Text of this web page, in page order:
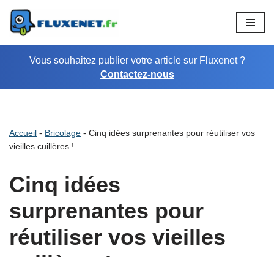
Aller
au
contenuVous souhaitez publier votre article sur Fluxenet ?
Contactez-nous
Accueil - Bricolage - Cinq idées surprenantes pour réutiliser vos
vieilles cuillères !
Cinq idées
surprenantes pour
réutiliser vos vieilles